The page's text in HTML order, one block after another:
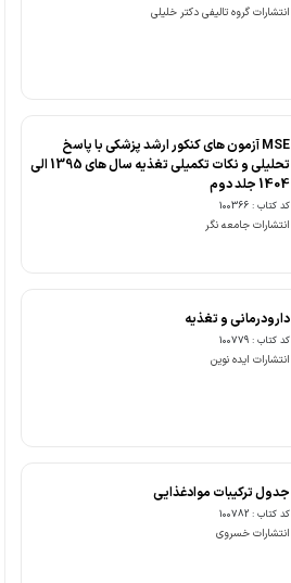
انتشارات گروه تالیفی دکتر خلیلی
MSE آزمون های کنکور ارشد پزشکی با پاسخ
تحلیلی و نکات تکمیلی تغذیه سال های 1395 الی
1404 جلد دوم
کد کتاب : 100366
انتشارات جامعه نگر
دارودرمانی و تغذیه
کد کتاب : 100779
انتشارات ایده نوین
جدول ترکیبات موادغذایی
کد کتاب : 100782
انتشارات خسروی